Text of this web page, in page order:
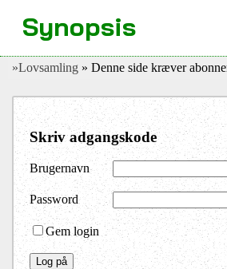
»Lovsamling » Denne side kræver
Skriv adgangskode
Brugernavn
Password
Gem login
Synopsis